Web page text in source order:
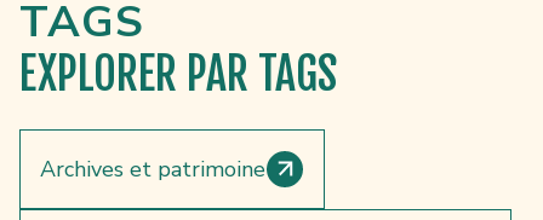
TAGS
EXPLORER PAR TAGS
Archives et patrimoine